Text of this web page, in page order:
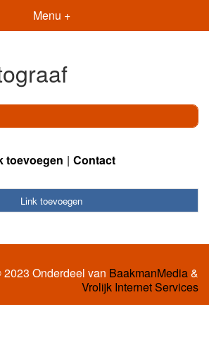
Menu +
toevoegen Contact
Link toevoegen
Onderdeel van BaakmanMedia&
Vrolijk Internet Services